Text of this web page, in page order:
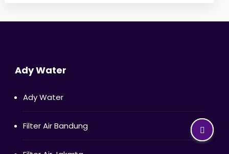
Ady Water
Ady Water
Filter Air Bandung